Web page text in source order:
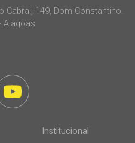
Cabral, 149, Dom Constantino.
Alagoas
Institucional